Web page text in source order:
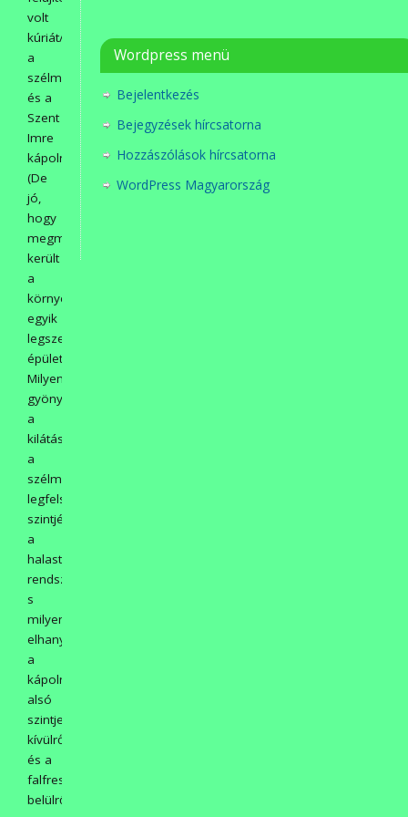
volt
kúriát/iskolát,
a
szélmalmot,
és a
Szent
Imre
kápolnát.
(De
jó,
hogy
megmentésre
került
a
környék
egyik
legszebb
épülete!
Milyen
gyönyörű
a
kilátás
a
szélmalom
legfelső
szintjéről
a
halastó
rendszerre!,
s
milyen
elhanyagolt
a
kápolna
alsó
szintje
kívülről
és a
falfreskók
belülről!!)
Wordpress menü
Bejelentkezés
Bejegyzések hírcsatorna
Hozzászólások hírcsatorna
WordPress Magyarország